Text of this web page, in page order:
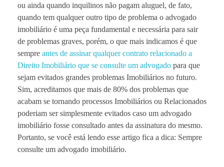
ou ainda quando inquilinos não pagam aluguel, de fato,
quando tem qualquer outro tipo de problema o advogado
imobiliário é uma peça fundamental e necessária para sair
de problemas graves, porém, o que mais indicamos é que
sempre antes de assinar qualquer contrato relacionado a
Direito Imobiliário que se consulte um advogado para que
sejam evitados grandes problemas Imobiliários no futuro.
Sim, acreditamos que mais de 80% dos problemas que
acabam se tornando processos Imobiliários ou Relacionados
poderiam ser simplesmente evitados caso um advogado
imobiliário fosse consultado antes da assinatura do mesmo.
Portanto, se você está lendo esse artigo fica a dica: Sempre
consulte um advogado imobiliário.